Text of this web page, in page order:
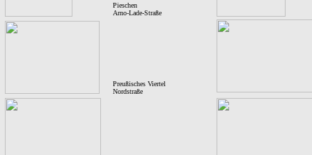
Pieschen
Arno-Lade-Straße
Preußisches Viertel
Nordstraße